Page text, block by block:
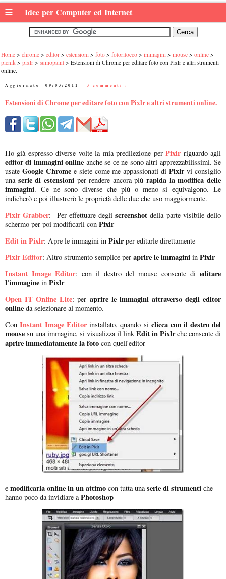
≡ Idee per Computer ed Internet
Home chrome editor estensioni foto fotoritocco immagini mouse
online
picnik
pixlr sumopaint
Estensioni di Chrome per editare foto con Pixlr e altri strumenti
online.
Aggiornato: 09/03/2011 3 commenti :
Estensioni di Chrome per editare foto con Pixlr e altri strumenti online.
Ho già espresso diverse volte la mia predilezione per Pixlrriguardo agli
editor di immagini online anche se ce ne sono altri apprezzabilissimi. Se
usate Google Chromee siete come me appassionati diPixlrvi consiglio
una serie di estensioniper rendere ancora piùrapida la modifica delle
immagini. Ce ne sono diverse che più o meno si equivalgono. Le
indicherò e poi illustrerò le proprietà delle due che uso maggiormente.
Pixlr Grabber: Per effettuare degli screenshot della parte visibile dello
schermo per poi modificarli con Pixlr
Edit in Pixlr: Apre le immagini in Pixlrper editarle direttamente
Pixlr Editor: Altro strumento semplice per aprire le immagini in Pixlr
Instant Image Editor: con il destro del mouse consente dieditare
l'immagine in Pixlr
Open IT Online Lite: per aprire le immagini attraverso degli editor
online da selezionare al momento.
Con Instant Image Editorinstallato, quando siclicca con il destro del
mouse su una immagine, si visualizza il link Edit in Pixlrche consente di
aprire immediatamente la foto con quell'editor
e modificarla online in un attimo con tutta unaserie di strumenti che
hanno poco da invidiare aPhotoshop